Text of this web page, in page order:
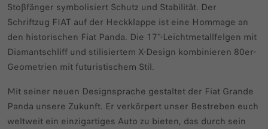
Stoßfänger symbolisiert Schutz und Stabilität. Der
Schriftzug FIAT auf der Heckklappe ist eine Hommage an
den historischen Fiat Panda. Die 17"-Leichtmetallfelgen mit
Diamantschliff und stilisiertem X-Design kombinieren 80er-
Geometrien mit futuristischem Stil.
Mit seiner neuen Designsprache gestaltet der Fiat Grande
Panda unsere Zukunft. Er verkörpert unser Bestreben euch
weltweit ein einzigartiges Auto zu bieten, das durch sein